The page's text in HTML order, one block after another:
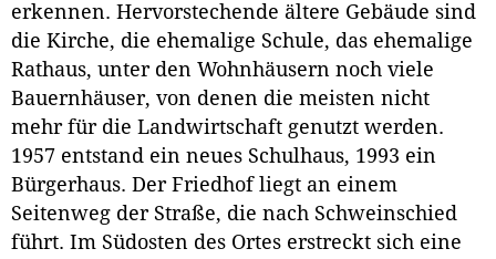
erkennen. Hervorstechende ältere Gebäude sind
die Kirche, die ehemalige Schule, das ehemalige
Rathaus, unter den Wohnhäusern noch viele
Bauernhäuser, von denen die meisten nicht
mehr für die Landwirtschaft genutzt werden.
1957 entstand ein neues Schulhaus, 1993 ein
Bürgerhaus. Der Friedhof liegt an einem
Seitenweg der Straße, die nach Schweinschied
führt. Im Südosten des Ortes erstreckt sich eine